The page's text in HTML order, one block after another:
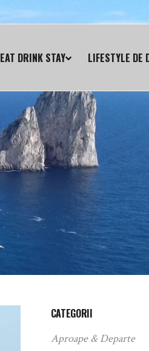
EAT DRINK STAY LIFESTYLE DE
CATEGORII
Aproape & Departe